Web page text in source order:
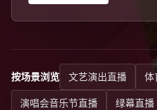
礼。
按场景浏览 文艺演出直播 体
演唱会音乐节直播
绿幕直播